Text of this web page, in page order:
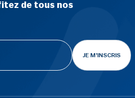
de tous nos
JE M'INSCRIS